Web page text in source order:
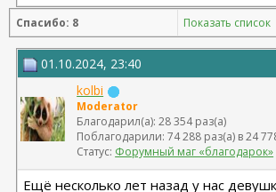
11.24 смас+эндо лба Барсегян Овсеп
+ липофилинг кистей рук Джимиев
Замена Мотива Эрго 475сс деми
Левон,
коррекция складки 04.24 + коррекция
Липофилинг лица + нити 10.2022 -
Олеся - оказалась сожжена платизма и
там где нельзя
Рино 2020 - Константинов Бадри,
Миниабдо + грыжа 2019 - Малкаров
Спасибо: 8 Показать список
01.10.2024, 23:40
kolbi
Moderator
Благодарил(а): 28 354 раз(а)
Поблагодарили: 74 288 раз(а) в 24
Статус: Форумный маг «благодарок»
Ещё несколько лет назад у нас